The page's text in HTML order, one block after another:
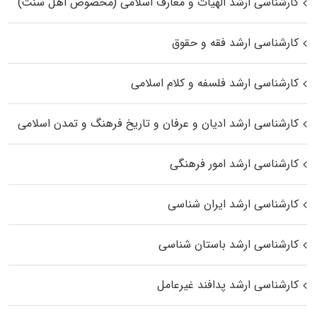
کارشناسی ارشد فقه و حقوق
کارشناسی ارشد فلسفه و کلام اسلامی
کارشناسی ارشد ادیان و عرفان و تاریخ فرهنگ و تمدن اسلامی
کارشناسی ارشد امور فرهنگی
کارشناسی ارشد ایران شناسی
کارشناسی ارشد باستان شناسی
کارشناسی ارشد پدافند غیرعامل